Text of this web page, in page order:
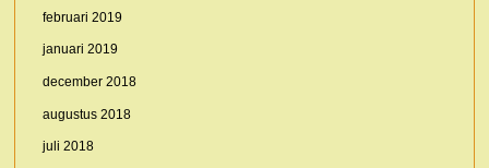
februari 2019
januari 2019
december 2018
augustus 2018
juli 2018